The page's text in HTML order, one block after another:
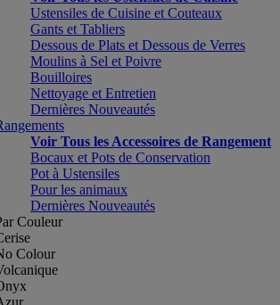
Ustensiles de Cuisine et Couteaux
Gants et Tabliers
Dessous de Plats et Dessous de Verres
Moulins à Sel et Poivre
Bouilloires
Nettoyage et Entretien
Dernières Nouveautés
Voir Tous les Accessoires de Rangement
Bocaux et Pots de Conservation
Pot à Ustensiles
Pour les animaux
Dernières Nouveautés
Couleur
Colour